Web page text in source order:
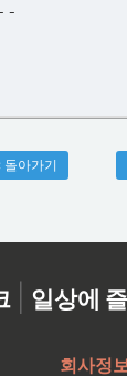
돌아가기
| 일상에
회사정보